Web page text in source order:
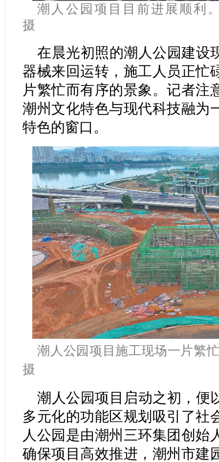
潮人公园项目目前进展顺利
摄
在晨光初照的潮人公园建设
器械来回运转，施工人员正忙
片繁忙而有序的景象。记者注
潮州文化特色与现代科技融为
特色的窗口。
潮人公园项目施工现场一片繁
摄
潮人公园项目启动之初，便
多元化的功能区规划吸引了社
人公园是由潮州三环集团创始
确保项目高效推进，潮州市建